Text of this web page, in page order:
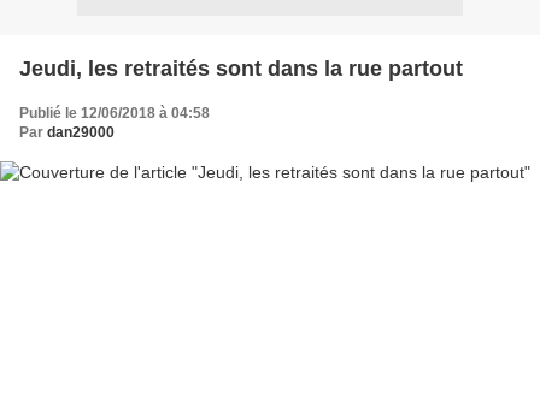
Jeudi, les retraités sont dans la rue partout
Publié le 12/06/2018 à 04:58
Par dan29000